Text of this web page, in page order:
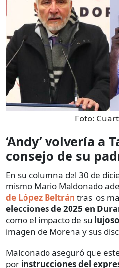
Foto:
‘Andy’ volvería a
consejo de su
En su columna del 30 de
mismo Mario Maldonado
de López Beltrán tras los
elecciones de 2025 en
como el impacto de su lujoso
imagen de Morena y sus
Maldonado aseguró que
por instrucciones del